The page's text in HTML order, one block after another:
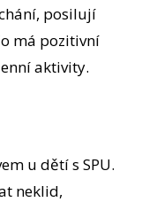
posilují
má pozitivní
aktivity.
u dětí s SPU.
neklid,